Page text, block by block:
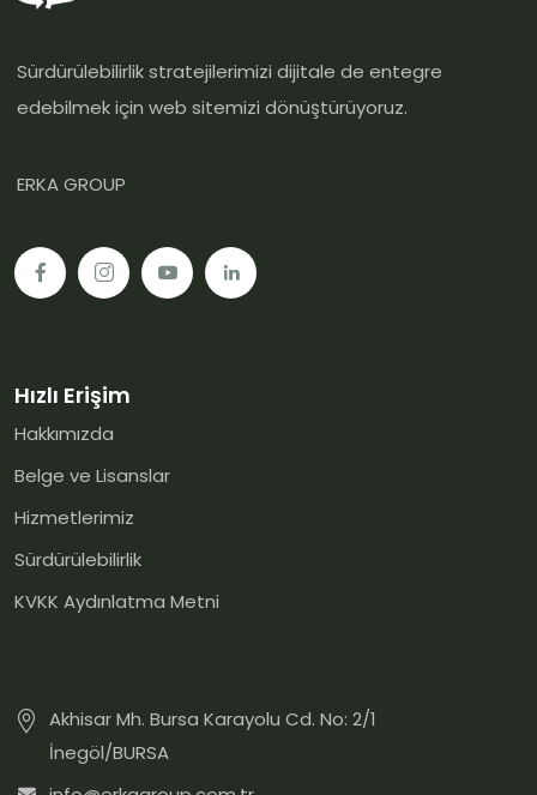
Sürdürülebilirlik stratejilerimizi dijitale de entegre
edebilmek için web sitemizi dönüştürüyoruz.
ERKA GROUP
Hızlı Erişim
Hakkımızda
Belge ve Lisanslar
Hizmetlerimiz
Sürdürülebilirlik
KVKK Aydınlatma Metni
Akhisar Mh. Bursa Karayolu Cd. No: 2/1
İnegöl/BURSA